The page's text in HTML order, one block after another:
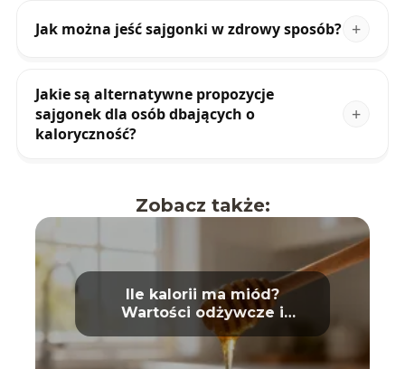
Jak można jeść sajgonki w zdrowy sposób?
Jakie są alternatywne propozycje
sajgonek dla osób dbających o
kaloryczność?
Zobacz także:
Ile kalorii ma miód?
Wartości odżywcze i
właściwości